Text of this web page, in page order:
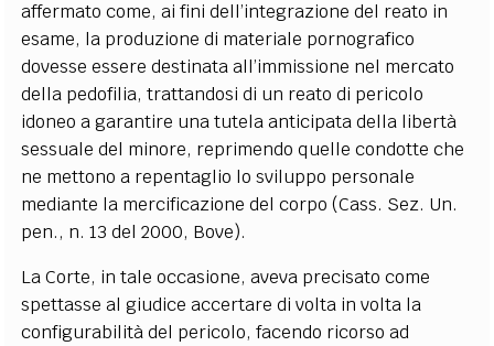
affermato come, ai fini dell’integrazione del reato in
esame, la produzione di materiale pornografico
dovesse essere destinata all’immissione nel mercato
della pedofilia, trattandosi di un reato di pericolo
idoneo a garantire una tutela anticipata della libertà
sessuale del minore, reprimendo quelle condotte che
ne mettono a repentaglio lo sviluppo personale
mediante la mercificazione del corpo (Cass. Sez. Un.
pen., n. 13 del 2000, Bove).
La Corte, in tale occasione, aveva precisato come
spettasse al giudice accertare di volta in volta la
configurabilità del pericolo, facendo ricorso ad